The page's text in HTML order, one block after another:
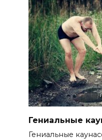
Гениальные
Гениальные